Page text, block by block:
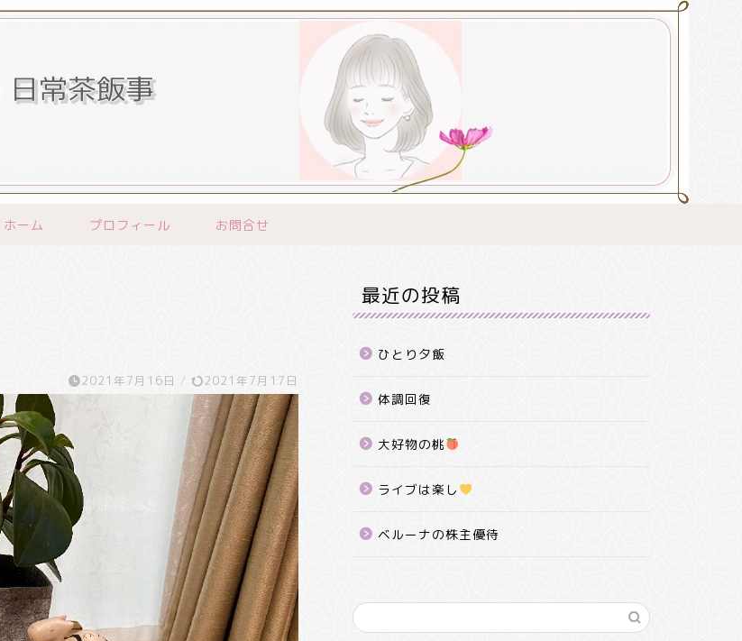
ホーム プロフィール お問合せ
2021年7月16日 / 2021年7月17日
最近の投稿
ひとり夕飯
体調回復
大好物の桃
ライブは楽し
ベルーナの株主優待